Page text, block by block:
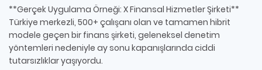
**Gerçek Uygulama Örneği: X Finansal Hizmetler Şirketi**
Türkiye merkezli, 500+ çalışanı olan ve tamamen hibrit
modele geçen bir finans şirketi, geleneksel denetim
yöntemleri nedeniyle ay sonu kapanışlarında ciddi
tutarsızlıklar yaşıyordu.